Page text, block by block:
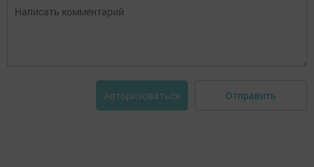
Авторизоваться Отправить